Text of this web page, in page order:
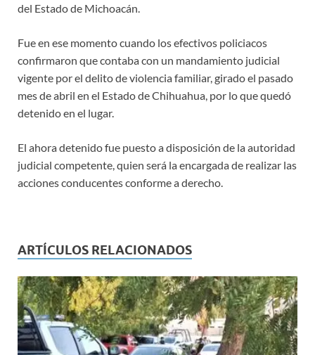
del Estado de Michoacán.
Fue en ese momento cuando los efectivos policiacos
confirmaron que contaba con un mandamiento judicial
vigente por el delito de violencia familiar, girado el pasado
mes de abril en el Estado de Chihuahua, por lo que quedó
detenido en el lugar.
El ahora detenido fue puesto a disposición de la autoridad
judicial competente, quien será la encargada de realizar las
acciones conducentes conforme a derecho.
ARTÍCULOS RELACIONADOS